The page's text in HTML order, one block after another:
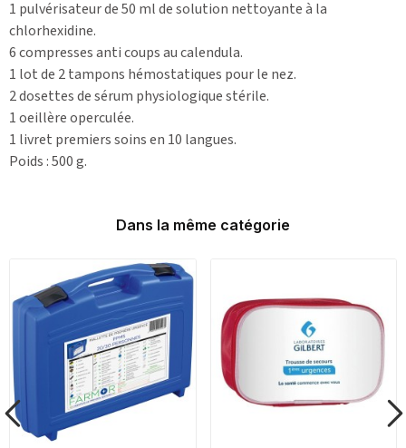
1 pulvérisateur de 50 ml de solution nettoyante à la
chlorhexidine.
6 compresses anti coups au calendula.
1 lot de 2 tampons hémostatiques pour le nez.
2 dosettes de sérum physiologique stérile.
1 oeillère operculée.
1 livret premiers soins en 10 langues.
Poids : 500 g.
Dans la même catégorie